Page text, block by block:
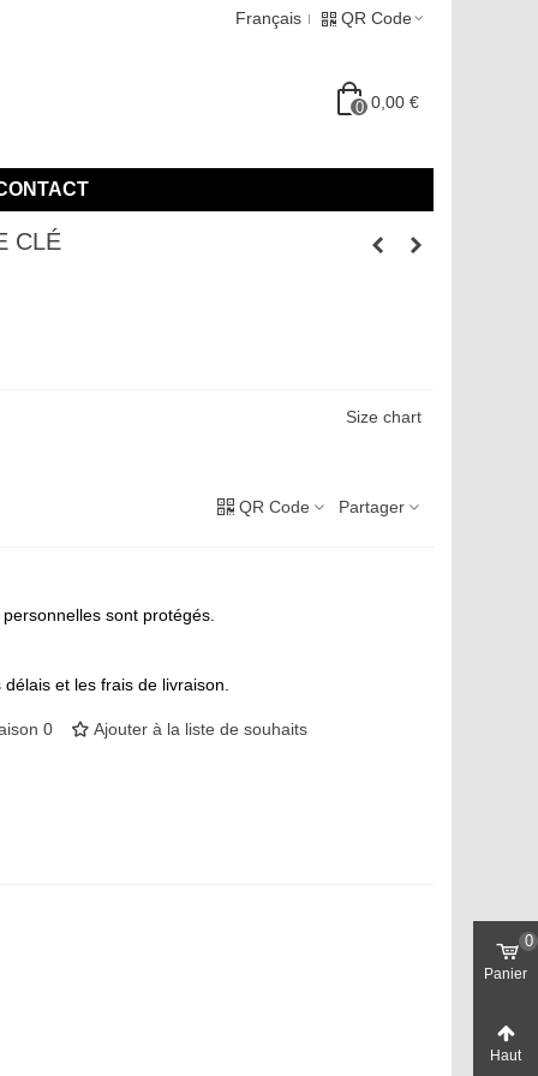
Français QR Code
0 0,00 €
CLÉ
Size chart
QR Code
Partager
sont protégés.
et les frais de livraison.
0 Ajouter à la liste de souhaits
Panier
0
Haut